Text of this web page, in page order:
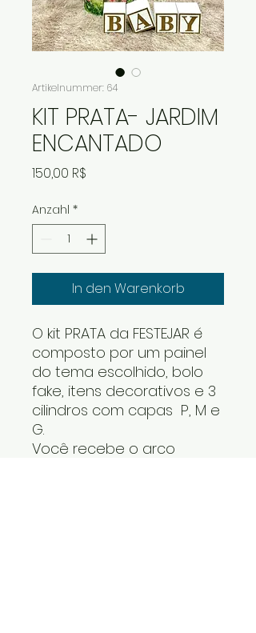
Artikelnummer: 64
KIT PRATA- JARDIM
ENCANTADO
150,00 R$
Anzahl *
In den Warenkorb
O kit PRATA da FESTEJAR é
composto por um painel
do tema escolhido, bolo
fake, itens decorativos e 3
cilindros com capas P, M e
G.
Você recebe o arco